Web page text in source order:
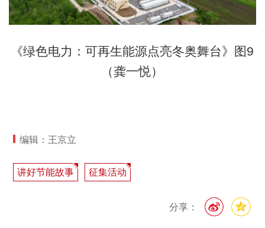
《绿色电力：可再生能源点亮冬奥舞台》图9
（龚一悦）
编辑：王京立
讲好节能故事 征集活动
分享：